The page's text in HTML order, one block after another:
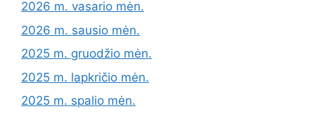
2026 m. vasario mėn.
2026 m. sausio mėn.
2025 m. gruodžio mėn.
2025 m. lapkričio mėn.
2025 m. spalio mėn.